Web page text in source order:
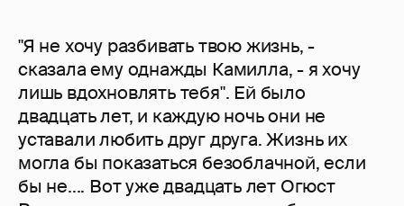
"Я не хочу разбивать твою жизнь, -
сказала ему однажды Камилла, - я хочу
лишь вдохновлять тебя". Ей было
двадцать лет, и каждую ночь они не
уставали любить друг друга. Жизнь их
могла бы показаться безоблачной, если
бы не.... Вот уже двадцать лет Огюст